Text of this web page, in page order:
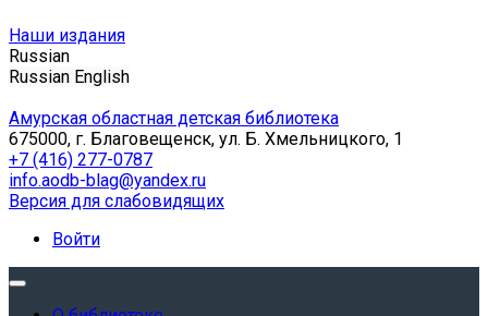
Наши издания
Russian
Russian English
Амурская областная детская библиотека
675000, г. Благовещенск, ул. Б. Хмельницкого, 1
+7 (416) 277-0787
info.aodb-blag@yandex.ru
Версия для слабовидящих
Войти